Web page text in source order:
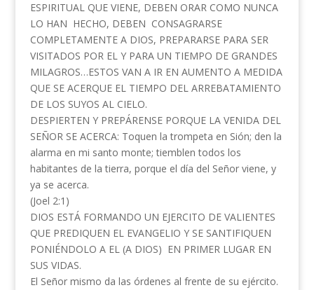
ESPIRITUAL QUE VIENE, DEBEN ORAR COMO NUNCA
LO HAN HECHO, DEBEN CONSAGRARSE
COMPLETAMENTE A DIOS, PREPARARSE PARA SER
VISITADOS POR EL Y PARA UN TIEMPO DE GRANDES
MILAGROS…ESTOS VAN A IR EN AUMENTO A MEDIDA
QUE SE ACERQUE EL TIEMPO DEL ARREBATAMIENTO
DE LOS SUYOS AL CIELO.
DESPIERTEN Y PREPÁRENSE PORQUE LA VENIDA DEL
SEÑOR SE ACERCA: Toquen la trompeta en Sión; den la
alarma en mi santo monte; tiemblen todos los
habitantes de la tierra, porque el día del Señor viene, y
ya se acerca.
(Joel 2:1)
DIOS ESTÁ FORMANDO UN EJERCITO DE VALIENTES
QUE PREDIQUEN EL EVANGELIO Y SE SANTIFIQUEN
PONIÉNDOLO A EL (A DIOS) EN PRIMER LUGAR EN
SUS VIDAS.
El Señor mismo da las órdenes al frente de su ejército.